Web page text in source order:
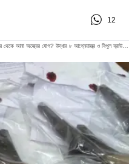
12
Illegal Arms Recovery: মুঙ্গের থেকে আনা অস্ত্রের যোগ? উদ্ধার ৮ আগ্নেয়াস্ত্র ও বিপুল ব্রাউন সুগার